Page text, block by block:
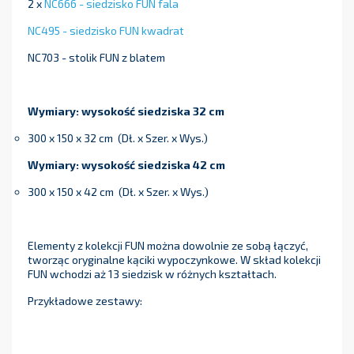
2 x NC666 - siedzisko FUN fala
NC495 - siedzisko FUN kwadrat
NC703 - stolik FUN z blatem
Wymiary: wysokość siedziska 32 cm
300 x 150 x 32 cm (Dł. x Szer. x Wys.)
Wymiary: wysokość siedziska 42 cm
300 x 150 x 42 cm (Dł. x Szer. x Wys.)
Elementy z kolekcji FUN można dowolnie ze sobą łączyć,
tworząc oryginalne kąciki wypoczynkowe. W skład kolekcji
FUN wchodzi aż 13 siedzisk w różnych kształtach.
Przykładowe zestawy: